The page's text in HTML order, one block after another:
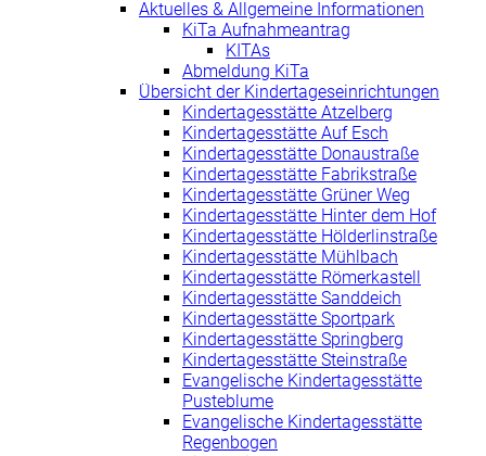
Aktuelles & Allgemeine Informationen
KiTa Aufnahmeantrag
KITAs
Abmeldung KiTa
Übersicht der Kindertageseinrichtungen
Kindertagesstätte Atzelberg
Kindertagesstätte Auf Esch
Kindertagesstätte Donaustraße
Kindertagesstätte Fabrikstraße
Kindertagesstätte Grüner Weg
Kindertagesstätte Hinter dem Hof
Kindertagesstätte Hölderlinstraße
Kindertagesstätte Mühlbach
Kindertagesstätte Römerkastell
Kindertagesstätte Sanddeich
Kindertagesstätte Sportpark
Kindertagesstätte Springberg
Kindertagesstätte Steinstraße
Evangelische Kindertagesstätte
Pusteblume
Evangelische Kindertagesstätte
Regenbogen